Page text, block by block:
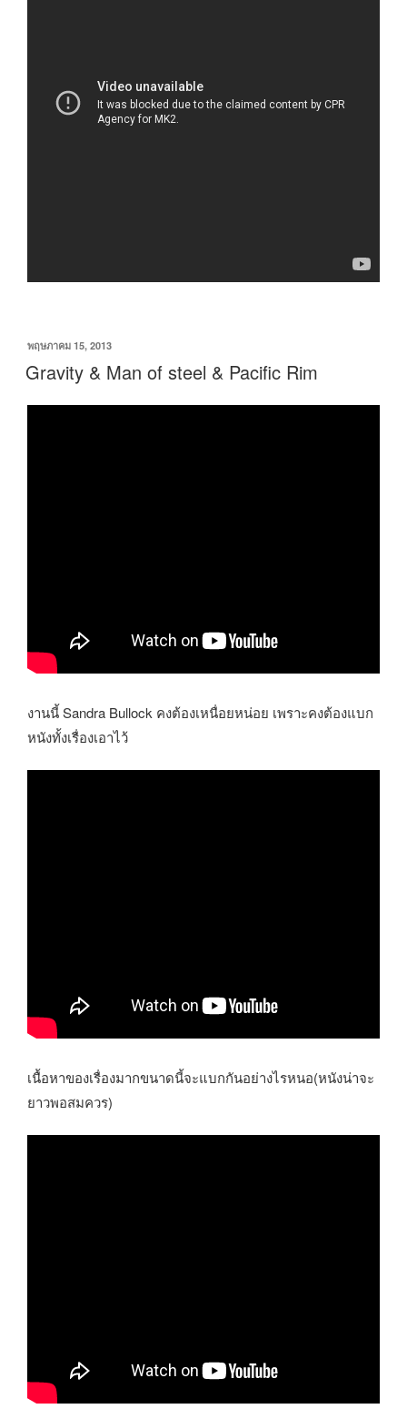
เขียน
ที่
พฤษภาคม 15, 2013
Gravity & Man of steel & Pacific Rim
งานนี้ Sandra Bullock คงต้องเหนื่อยหน่อย เพราะคงต้องแบก
หนังทั้งเรื่องเอาไว้
เนื้อหาของเรื่องมากขนาดนี้จะแบกกันอย่างไรหนอ(หนังน่าจะ
ยาวพอสมควร)